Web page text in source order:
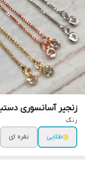
زنجیر آسانسوری
رنگ
طلایی
نقره ای